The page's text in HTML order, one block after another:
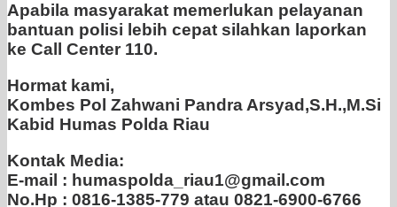
Apabila masyarakat memerlukan pelayanan
bantuan polisi lebih cepat silahkan laporkan
ke Call Center 110.
Hormat kami,
Kombes Pol Zahwani Pandra Arsyad,S.H.,M.Si
Kabid Humas Polda Riau
Kontak Media:
E-mail : humaspolda_riau1@gmail.com
No.Hp : 0816-1385-779 atau 0821-6900-6766